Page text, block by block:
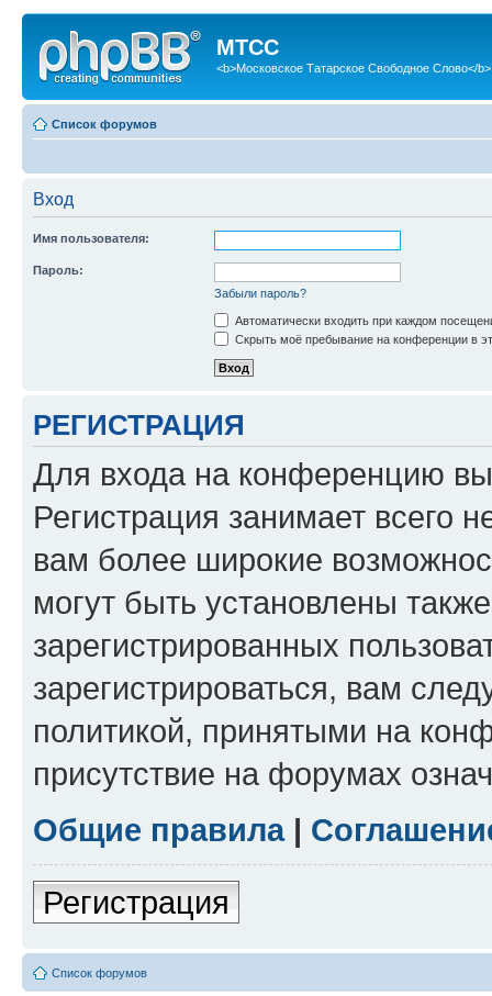
МТСС
<b>Московское Татарское Свободное Слово</b>
Список форумов
Вход
Имя пользователя:
Пароль:
Забыли пароль?
Автоматически входить при каждом
Скрыть моё пребывание на конференции в
РЕГИСТРАЦИЯ
Для входа на конференцию
Регистрация занимает всего
вам более широкие
могут быть установлены
зарегистрированных
зарегистрироваться, вам
политикой, принятыми на
присутствие на форумах
Общие правила|
Регистрация
Список форумов